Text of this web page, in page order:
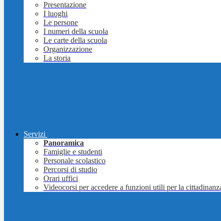
Presentazione
I luoghi
Le persone
I numeri della scuola
Le carte della scuola
Organizzazione
La storia
Servizi
Panoramica
Famiglie e studenti
Personale scolastico
Percorsi di studio
Orari uffici
Videocorsi per accedere a funzioni utili per la